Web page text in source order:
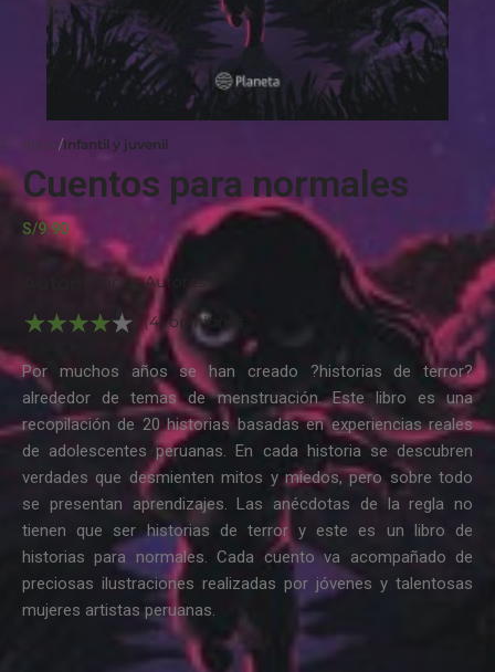
Inicio Infantil y juvenil
Cuentos para normales
S/9.90
Varios Autores
(4) opiniones
Por muchos años se han creado ?historias de terror?
alrededor de temas de menstruación. Este libro es una
recopilación de 20 historias basadas en experiencias reales
de adolescentes peruanas. En cada historia se descubren
verdades que desmienten mitos y miedos, pero sobre todo
se presentan aprendizajes. Las anécdotas de la regla no
tienen que ser historias de terror y este es un libro de
historias para normales. Cada cuento va acompañado de
preciosas ilustraciones realizadas por jóvenes y talentosas
mujeres artistas peruanas.